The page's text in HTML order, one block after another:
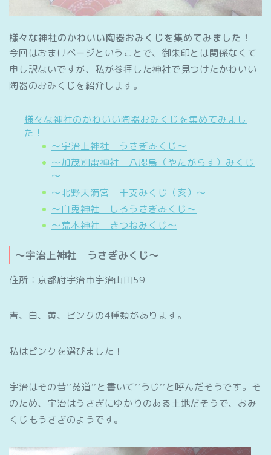
様々な神社のかわいい陶器おみくじを集めてみました！
今回はおまけページということで、御朱印とは関係なくて
申し訳ないですが、私が参拝した神社で見つけたかわいい
陶器のおみくじを紹介します。
様々な神社のかわいい陶器おみくじを集めてみまし
た！
～宇治上神社 うさぎみくじ～
～加茂別雷神社 八咫烏（やたがらす）みくじ
～
～北野天満宮 干支みくじ（亥）～
～白兎神社 しろうさぎみくじ～
～荒木神社 きつねみくじ～
～宇治上神社 うさぎみくじ～
住所：京都府宇治市宇治山田59
青、白、黄、ピンクの4種類があります。
私はピンクを選びました！
宇治はその昔‘‘菟道‘‘と書いて‘‘うじ‘‘と呼んだそうです。そ
のため、宇治はうさぎにゆかりのある土地だそうで、おみ
くじもうさぎのようです。